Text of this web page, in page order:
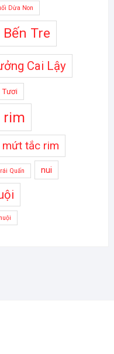
Dừa Non
Bến Tre
Cai Lậy
Tươi
rim
mứt tắc rim
Quấn nui